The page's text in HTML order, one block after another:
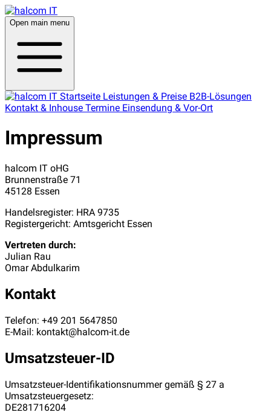
Open main menu
Startseite Leistungen & Preise B2B-Lösungen
Kontakt & Inhouse Termine Einsendung & Vor-Ort
Impressum
halcom IT oHG
Brunnenstraße 71
45128 Essen
Handelsregister: HRA 9735
Registergericht: Amtsgericht Essen
Vertreten durch:
Julian Rau
Omar Abdulkarim
Kontakt
Telefon: +49 201 5647850
E-Mail: kontakt@halcom-it.de
Umsatzsteuer-ID
Umsatzsteuer-Identifikationsnummer gemäß § 27 a
Umsatzsteuergesetz:
DE281716204